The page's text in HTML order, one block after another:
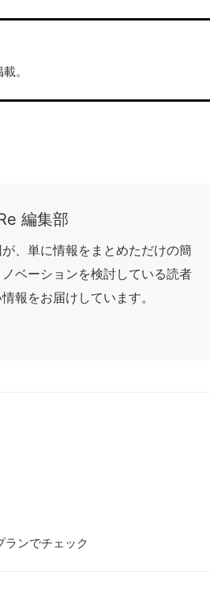
。
編集部
、単に情報をまとめただけの簡
ベーションを検討している読者
報をお届けしています。
ンでチェック